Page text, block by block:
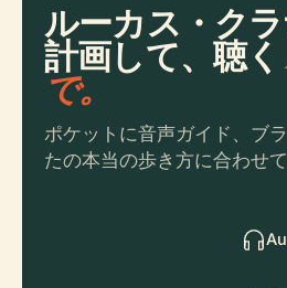
ルーカス・ク
計画して、聴く
で。
ポケットに音声ガイド、ブ
たの本当の歩き方に合わせて